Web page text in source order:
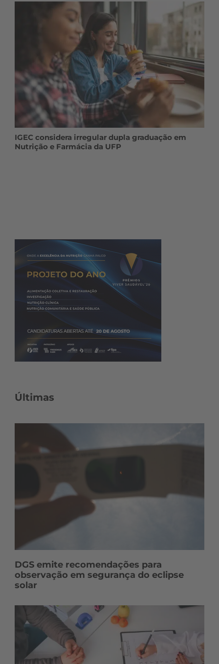
IGEC considera irregular dupla graduação em
Nutrição e Farmácia da UFP
Últimas
DGS emite recomendações para
observação em segurança do eclipse
solar